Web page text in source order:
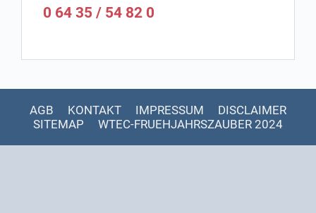
0 64 35 / 54 82 0
AGB KONTAKT IMPRESSUM
DISCLAIMER
SITEMAP
WTEC-FRUEHJAHRSZAUBER 2024